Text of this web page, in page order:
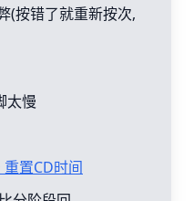
(按错了就重新按次,
太慢
置CD时间